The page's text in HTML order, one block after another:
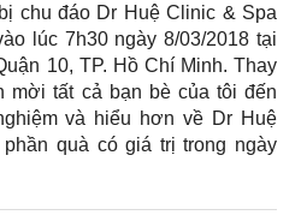
chu đáo Dr Huệ Clinic & Spa
lúc 7h30 ngày 8/03/2018 tại
10, TP. Hồ Chí Minh. Thay
mời tất cả bạn bè của tôi đến
và hiểu hơn về Dr Huệ
quà có giá trị trong ngày